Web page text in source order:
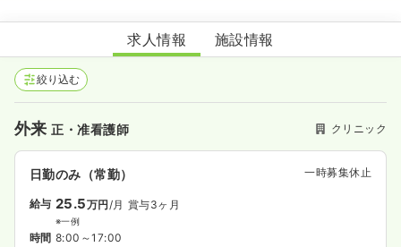
松橋耳鼻咽喉科・内科クリニック
求人情報 施設情報
絞り込む
外来正・准看護師 クリニック
日勤のみ（常勤） 一時募集休止
給与 25.5万円/月 賞与3ヶ月
※一例
時間 8:00～17:00